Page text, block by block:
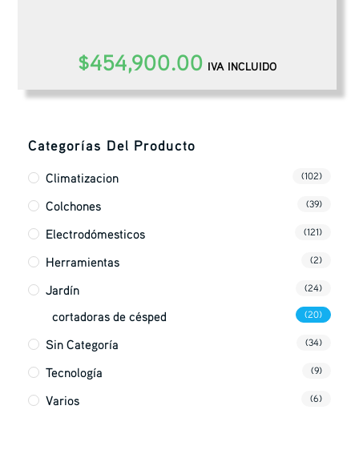
$454,900.00 IVA INCLUIDO
Categorías Del Producto
Climatizacion (102)
Colchones (39)
Electrodómesticos (121)
Herramientas (2)
Jardín (24)
cortadoras de césped (20)
Sin Categoría (34)
Tecnología (9)
Varios (6)